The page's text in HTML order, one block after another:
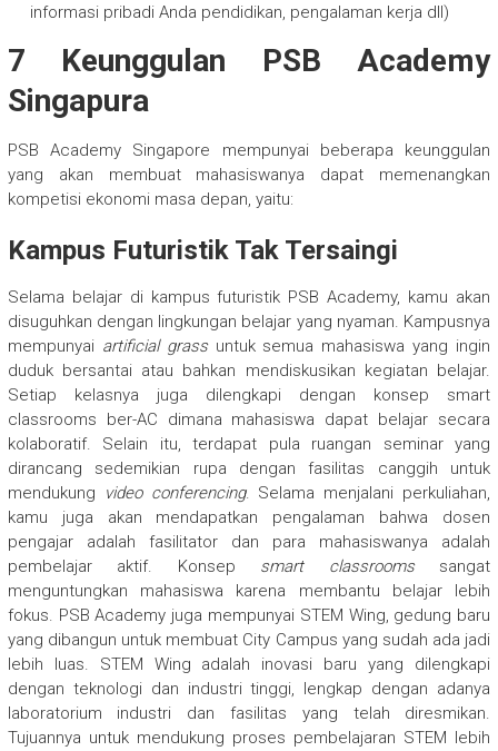
informasi pribadi Anda pendidikan, pengalaman kerja dll)
7 Keunggulan PSB Academy
Singapura
PSB Academy Singapore mempunyai beberapa keunggulan
yang akan membuat mahasiswanya dapat memenangkan
kompetisi ekonomi masa depan, yaitu:
Kampus Futuristik Tak Tersaingi
Selama belajar di kampus futuristik PSB Academy, kamu akan
disuguhkan dengan lingkungan belajar yang nyaman. Kampusnya
mempunyai artificial grassuntuk semua mahasiswa yang ingin
duduk bersantai atau bahkan mendiskusikan kegiatan belajar.
Setiap kelasnya juga dilengkapi dengan konsep smart
classrooms ber-AC dimana mahasiswa dapat belajar secara
kolaboratif. Selain itu, terdapat pula ruangan seminar yang
dirancang sedemikian rupa dengan fasilitas canggih untuk
mendukung
video conferencing. Selama menjalani perkuliahan,
kamu juga akan mendapatkan pengalaman bahwa dosen
pengajar adalah fasilitator dan para mahasiswanya adalah
pembelajar aktif. Konsep smart classroomssangat
menguntungkan mahasiswa karena membantu belajar lebih
fokus. PSB Academy juga mempunyai STEM Wing, gedung baru
yang dibangun untuk membuat City Campus yang sudah ada jadi
lebih luas. STEM Wing adalah inovasi baru yang dilengkapi
dengan teknologi dan industri tinggi, lengkap dengan adanya
laboratorium industri dan fasilitas yang telah diresmikan.
Tujuannya untuk mendukung proses pembelajaran STEM lebih